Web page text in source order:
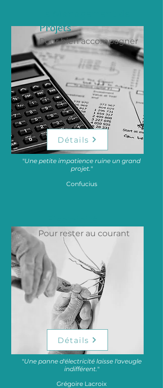
Projets
Pour bien accompagner
Détails
"Une petite impatience ruine un grand
projet."
Confucius
Pour rester au courant
Détails
"Une panne d'électricité laisse l'aveugle
indifférent."
Grégoire Lacroix